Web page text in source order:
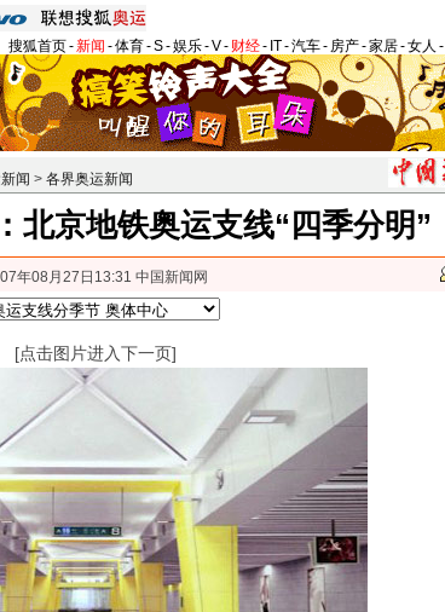
搜狐首页-新闻 -体育-S-娱乐-V- 财经- IT-汽车- 房产-家居-女人 -
闻 > 各界奥运新闻
北京地铁奥运支线“四季分明”
年08月27日13:31 中国新闻网
[点击图片进入下一页]